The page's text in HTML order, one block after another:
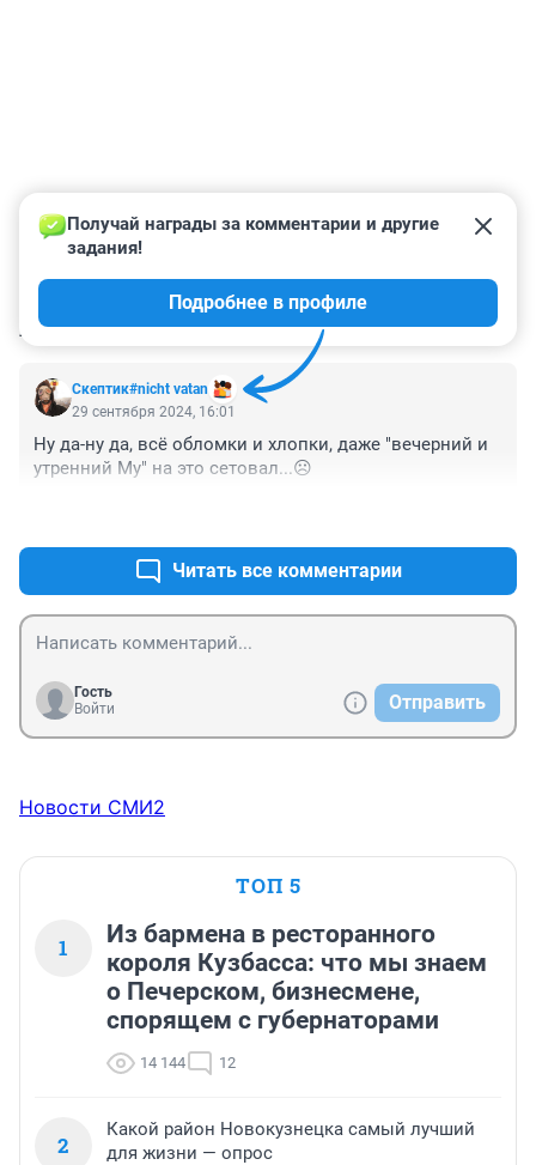
КОММЕНТАРИИ 1
Скептик#nicht vatan
Получай награды за комментарии и другие
задания!
Подробнее в профиле
29 сентября 2024, 16:01
Ну да-ну да, всё обломки и хлопки, даже "вечерний и
утренний Му" на это сетовал...☹️
Читать все комментарии
Гость
Войти
Отправить
Новости СМИ2
ТОП 5
1
Из бармена в ресторанного
короля Кузбасса: что мы знаем
о Печерском, бизнесмене,
спорящем с губернаторами
14 144 12
2
Какой район Новокузнецка самый лучший
для жизни — опрос